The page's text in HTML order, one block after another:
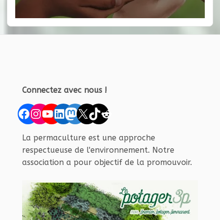
Connectez avec nous !
Facebook
Instagram
YouTube
LinkedIn
Mastodon
X TikTok
Reddit
La permaculture est une approche
respectueuse de l'environnement. Notre
association a pour objectif de la promouvoir.